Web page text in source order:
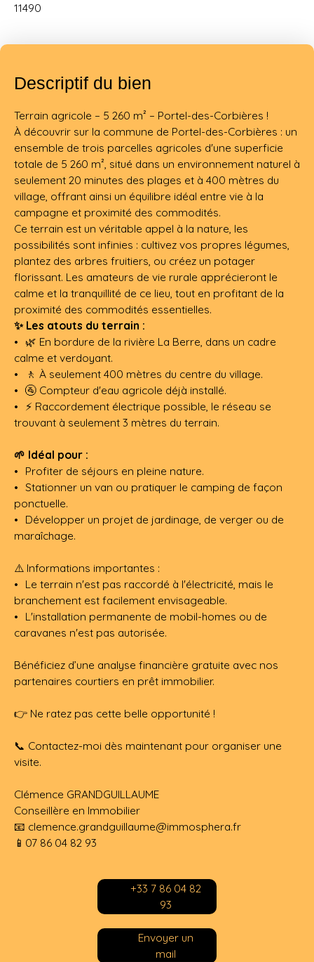
11490
Descriptif du bien
Terrain agricole – 5 260 m² – Portel-des-Corbières !
À découvrir sur la commune de Portel-des-Corbières : un
ensemble de trois parcelles agricoles d'une superficie
totale de 5 260 m², situé dans un environnement naturel à
seulement 20 minutes des plages et à 400 mètres du
village, offrant ainsi un équilibre idéal entre vie à la
campagne et proximité des commodités.
Ce terrain est un véritable appel à la nature, les
possibilités sont infinies : cultivez vos propres légumes,
plantez des arbres fruitiers, ou créez un potager
florissant. Les amateurs de vie rurale apprécieront le
calme et la tranquillité de ce lieu, tout en profitant de la
proximité des commodités essentielles.
✨ Les atouts du terrain :
🌿 En bordure de la rivière La Berre, dans un cadre
calme et verdoyant.
🚶 À seulement 400 mètres du centre du village.
🚰 Compteur d'eau agricole déjà installé.
⚡ Raccordement électrique possible, le réseau se
trouvant à seulement 3 mètres du terrain.
🌱 Idéal pour :
Profiter de séjours en pleine nature.
Stationner un van ou pratiquer le camping de façon
ponctuelle.
Développer un projet de jardinage, de verger ou de
maraîchage.
⚠️ Informations importantes :
Le terrain n'est pas raccordé à l'électricité, mais le
branchement est facilement envisageable.
L'installation permanente de mobil-homes ou de
caravanes n'est pas autorisée.
Bénéficiez d’une analyse financière gratuite avec nos
partenaires courtiers en prêt immobilier.
👉 Ne ratez pas cette belle opportunité !
📞 Contactez-moi dès maintenant pour organiser une
visite.
Clémence GRANDGUILLAUME
Conseillère en Immobilier
📧 clemence.grandguillaume@immosphera.fr
📱07 86 04 82 93
+33 7 86 04 82
93
Envoyer un
mail